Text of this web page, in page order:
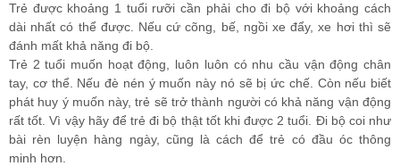
Trẻ được khoảng 1 tuổi rưỡi cần phải cho đi bộ với khoảng cách
dài nhất có thể được. Nếu cứ cõng, bế, ngồi xe đẩy, xe hơi thì sẽ
đánh mất khả năng đi bộ.
Trẻ 2 tuổi muốn hoạt động, luôn luôn có nhu cầu vận động chân
tay, cơ thể. Nếu đè nén ý muốn này nó sẽ bị ức chế. Còn nếu biết
phát huy ý muốn này, trẻ sẽ trở thành người có khả năng vận động
rất tốt. Vì vậy hãy để trẻ đi bộ thật tốt khi được 2 tuổi. Đi bộ coi như
bài rèn luyện hàng ngày, cũng là cách để trẻ có đầu óc thông
minh hơn.